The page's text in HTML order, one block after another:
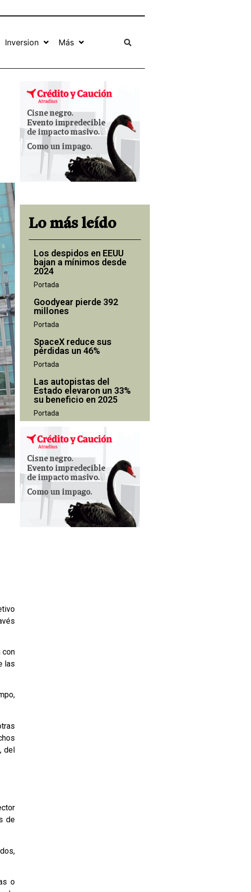
Inversion Más
con
las
del
de
o
Lo más leído
Los despidos en EEUU
bajan a mínimos desde
2024
Portada
Goodyear pierde 392
millones
Portada
SpaceX reduce sus
pérdidas un 46%
Portada
Las autopistas del
Estado elevaron un 33%
su beneficio en 2025
Portada